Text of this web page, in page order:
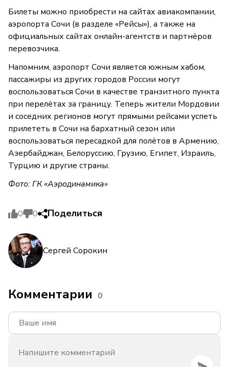
Билеты можно приобрести на сайтах авиакомпании,
аэропорта Сочи (в разделе «Рейсы»), а также на
официальных сайтах онлайн-агентств и партнёров
перевозчика.
Напомним, аэропорт Сочи является южным хабом,
пассажиры из других городов России могут
воспользоваться Сочи в качестве транзитного пункта
при перелётах за границу. Теперь жители Мордовии
и соседних регионов могут прямыми рейсами успеть
прилететь в Сочи на бархатный сезон или
воспользоваться пересадкой для полётов в Армению,
Азербайджан, Белоруссию, Грузию, Египет, Израиль,
Турцию и другие страны.
Фото: ГК «Аэродинамика»
0 0 Поделиться
Сергей Сорокин
Комментарии 0